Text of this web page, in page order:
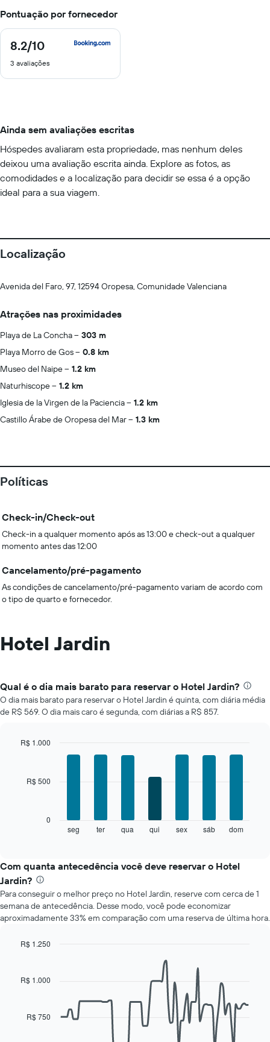
Pontuação por fornecedor
8.2/10
8.2
10
3 avaliações
Ainda sem avaliações escritas
Hóspedes avaliaram esta propriedade, mas nenhum deles
deixou uma avaliação escrita ainda. Explore as fotos, as
comodidades e a localização para decidir se essa é a opção
ideal para a sua viagem.
Localização
Avenida del Faro, 97, 12594 Oropesa, Comunidade Valenciana
Atrações nas proximidades
Playa de La Concha
303 m
Playa Morro de Gos
0.8 km
Museo del Naipe
1.2 km
Naturhiscope
1.2 km
Iglesia de la Virgen de la Paciencia
1.2 km
Castillo Árabe de Oropesa del Mar
1.3 km
Políticas
Check-in/Check-out
Check-in a qualquer momento após as 13:00 e check-out a qualquer
momento antes das 12:00
Cancelamento/pré-pagamento
As condições de cancelamento/pré-pagamento variam de acordo com
o tipo de quarto e fornecedor.
Hotel Jardin
Qual é o dia mais barato para reservar o Hotel Jardin?
O dia mais barato para reservar o Hotel Jardin é quinta, com diária média
de R$ 569. O dia mais caro é segunda, com diárias a R$ 857.
exibe
o
preço
médio
de
um
para
da
gráfico
tem
seg ter qua qui sex sáb dom
0
R$ 500
R$ 1.000
Com quanta antecedência você deve reservar o Hotel
Jardin?
Para conseguir o melhor preço no Hotel Jardin, reserve com cerca de 1
semana de antecedência. Desse modo, você pode economizar
aproximadamente 33% em comparação com uma reserva de última hora.
with
90
R$ 750
R$ 1.000
R$ 1.250